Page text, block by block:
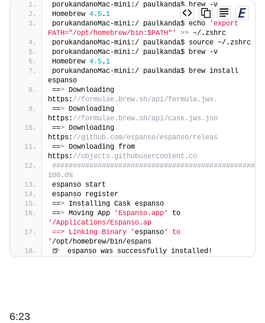
porukandanoMac-mini:/ paulkanda$ brew -v
Homebrew 4.5.1
porukandanoMac-mini:/ paulkanda$ echo
'export
PATH="/opt/homebrew/bin:$PATH"'
>> ~/.zshrc
porukandanoMac-mini:/ paulkanda$ source ~/.zshrc
porukandanoMac-mini:/ paulkanda$ brew -v
Homebrew 4.5.1
porukandanoMac-mini:/ paulkanda$ brew install
espanso
==> Downloading
https: //formulae.brew.sh/api/formula.jws.
==> Downloading
https: //formulae.brew.sh/api/cask.jws.jso
==> Downloading
https: //github.com/espanso/espanso/releas
==> Downloading from
https: //objects.githubusercontent.co
##################################################
100.0%
espanso start
espanso register
==> Installing Cask espanso
==> Moving App 'Espanso.app'
'/Applications/Espanso.ap
==> Linking Binary 'espanso ' to
'/opt/homebrew/bin/espans
🍺  espanso was successfully installed!
6:23